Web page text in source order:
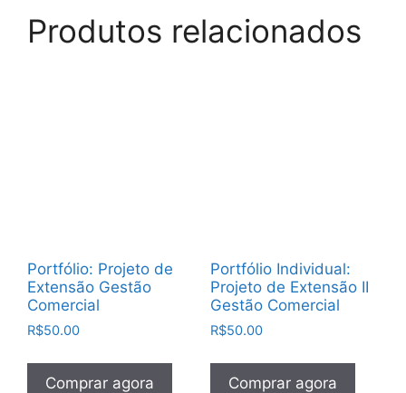
Produtos relacionados
Portfólio: Projeto de
Extensão Gestão
Comercial
R$50.00
Comprar agora
Portfólio Individual:
Projeto de Extensão II
Gestão Comercial
R$50.00
Comprar agora